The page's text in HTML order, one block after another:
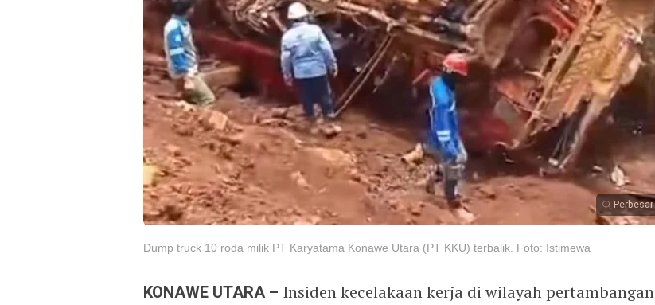
Perbesar
Dump truck 10 roda milik PT Karyatama Konawe Utara (PT KKU) terbalik. Foto: Istimewa
KONAWE UTARA – Insiden kecelakaan kerja di wilayah pertambangan